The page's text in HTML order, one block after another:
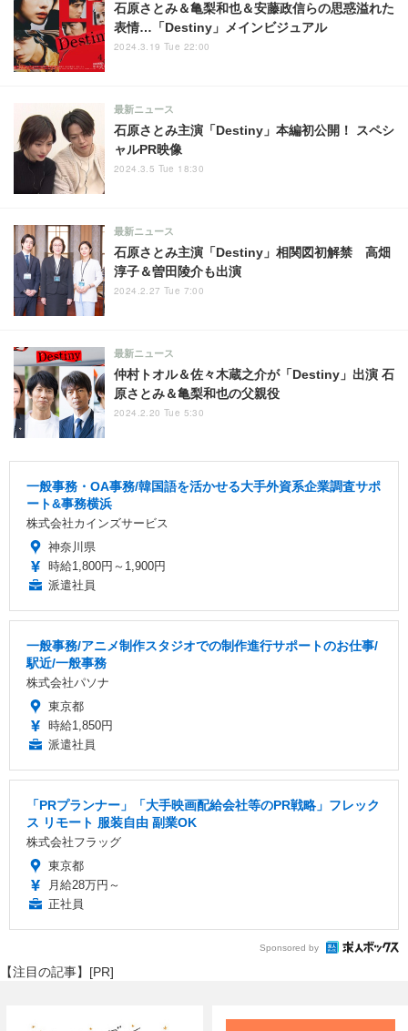
石原さとみ＆亀梨和也＆安藤政信らの思惑溢れた
表情…「Destiny」メインビジュアル
2024.3.19 Tue 22:00
石原さとみ主演「Destiny」本編初公開！ スペシ
ャルPR映像
最新ニュース
2024.3.5 Tue 18:30
石原さとみ主演「Destiny」相関図初解禁 高畑
淳子＆曽田陵介も出演
最新ニュース
2024.2.27 Tue 7:00
仲村トオル＆佐々木蔵之介が「Destiny」出演 石
原さとみ＆亀梨和也の父親役
最新ニュース
2024.2.20 Tue 5:30
一般事務・OA事務/韓国語を活かせる大手外資系企業調査サポ
ート&事務横浜
株式会社カインズサービス
神奈川県
時給1,800円～1,900円
派遣社員
一般事務/アニメ制作スタジオでの制作進行サポートのお仕事/
駅近/一般事務
株式会社パソナ
東京都
時給1,850円
派遣社員
「PRプランナー」「大手映画配給会社等のPR戦略」フレック
ス リモート 服装自由 副業OK
株式会社フラッグ
東京都
月給28万円～
正社員
Sponsored by
【注目の記事】[PR]